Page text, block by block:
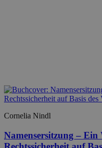
Cornelia Nindl
Namensersitzung – Ein